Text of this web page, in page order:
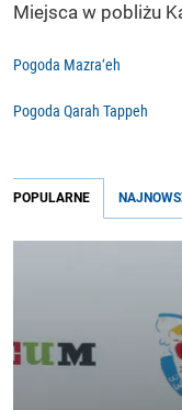
Miejsca w pobliżu
Pogoda Mazra‘eh
Pogoda Qarah Tappeh
POPULARNE